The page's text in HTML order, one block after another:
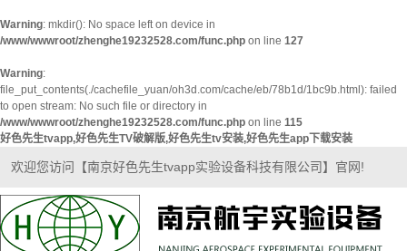
Warning: mkdir(): No space left on device in
/www/wwwroot/zhenghe19232528.com/func.php on line 127
Warning:
file_put_contents(./cachefile_yuan/oh3d.com/cache/eb/78b1d/1bc9b.html): failed
to open stream: No such file or directory in
/www/wwwroot/zhenghe19232528.com/func.php on line 115
好色先生tvapp,好色先生TV破解版,好色先生tv安装,好色先生app下载安装
欢迎您访问【南京好色先生tvapp实验设备科技有限公司】官网!